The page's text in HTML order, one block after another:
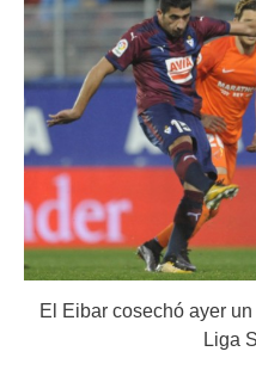
El Eibar cosechó ayer
Liga